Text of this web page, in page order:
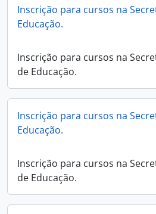
Inscrição para cursos na
Educação.
Inscrição para cursos na
de Educação.
Inscrição para cursos na
Educação.
Inscrição para cursos na
de Educação.